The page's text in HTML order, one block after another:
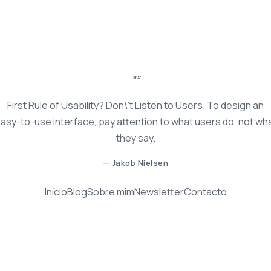
First Rule of Usability? Don\'t Listen to Users. To design an
to-use interface, pay attention to what users do, not
they say.
— Jakob Nielsen
InícioBlogSobre mimNewsletterContacto